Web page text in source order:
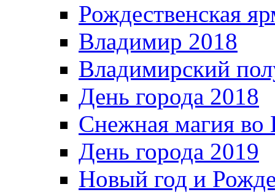
Рождественская
Владимир 2018
Владимирский
День города 2018
Снежная магия во
День города 2019
Новый год и